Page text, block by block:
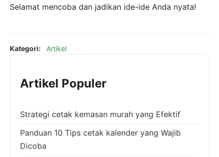
Selamat mencoba dan jadikan ide-ide Anda nyata!
Kategori: Artikel
Artikel Populer
Strategi cetak kemasan murah yang Efektif
Panduan 10 Tips cetak kalender yang Wajib
Dicoba